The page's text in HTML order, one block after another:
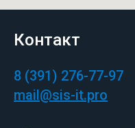
Контакт
8 (391) 276-77-97
mail@sis-it.pro